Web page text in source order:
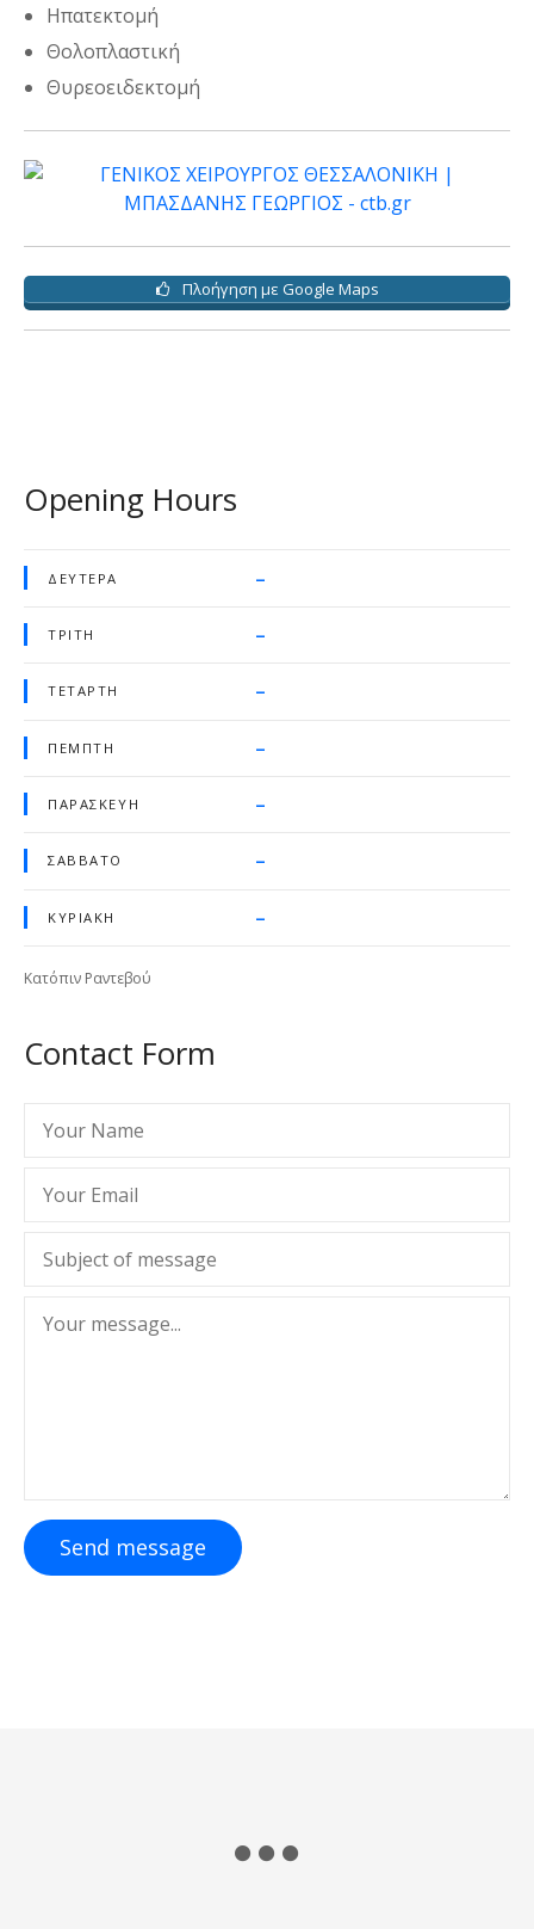
Ηπατεκτομή
Θολοπλαστική
Θυρεοειδεκτομή
Πλοήγηση με Google Maps
Opening Hours
ΔΕΥΤΈΡΑ –
ΤΡΊΤΗ –
ΤΕΤΆΡΤΗ –
ΠΈΜΠΤΗ –
ΠΑΡΑΣΚΕΥΉ –
ΣΆΒΒΑΤΟ –
ΚΥΡΙΑΚΉ –
Κατόπιν Ραντεβού
Contact Form
Send message